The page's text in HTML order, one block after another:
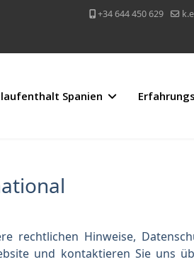
+34 644 450 629
Spanien
rechtlichen Hinweise,
und kontaktieren Sie uns